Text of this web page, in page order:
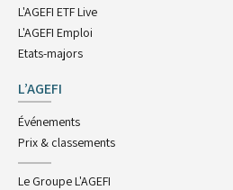
L'AGEFI ETF Live
L'AGEFI Emploi
Etats-majors
L’AGEFI
Événements
Prix & classements
Le Groupe L'AGEFI